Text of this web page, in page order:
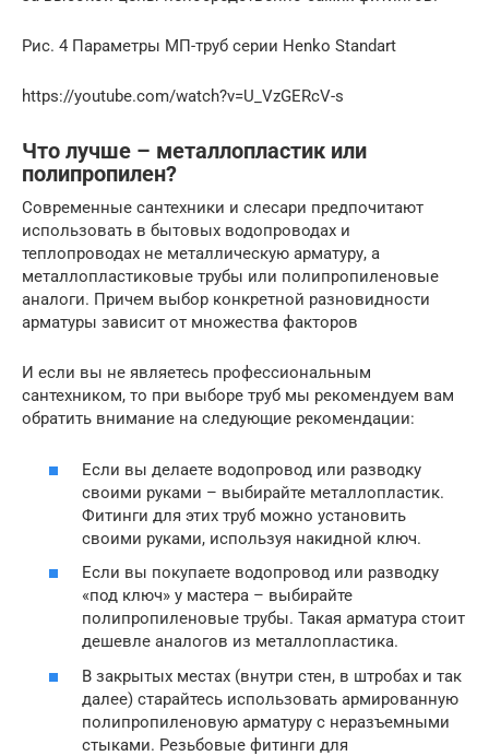
Рис. 4 Параметры МП-труб серии Henko Standart
https://youtube.com/watch?v=U_VzGERcV-s
Что лучше – металлопластик или
полипропилен?
Современные сантехники и слесари предпочитают
использовать в бытовых водопроводах и
теплопроводах не металлическую арматуру, а
металлопластиковые трубы или полипропиленовые
аналоги. Причем выбор конкретной разновидности
арматуры зависит от множества факторов
И если вы не являетесь профессиональным
сантехником, то при выборе труб мы рекомендуем вам
обратить внимание на следующие рекомендации:
Если вы делаете водопровод или разводку
своими руками – выбирайте металлопластик.
Фитинги для этих труб можно установить
своими руками, используя накидной ключ.
Если вы покупаете водопровод или разводку
«под ключ» у мастера – выбирайте
полипропиленовые трубы. Такая арматура стоит
дешевле аналогов из металлопластика.
В закрытых местах (внутри стен, в штробах и так
далее) старайтесь использовать армированную
полипропиленовую арматуру с неразъемными
стыками. Резьбовые фитинги для